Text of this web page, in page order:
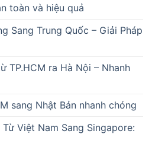
toàn và hiệu quả
Sang Trung Quốc – Giải Pháp
TP.HCM ra Hà Nội – Nhanh
sang Nhật Bản nhanh chóng
Việt Nam Sang Singapore: